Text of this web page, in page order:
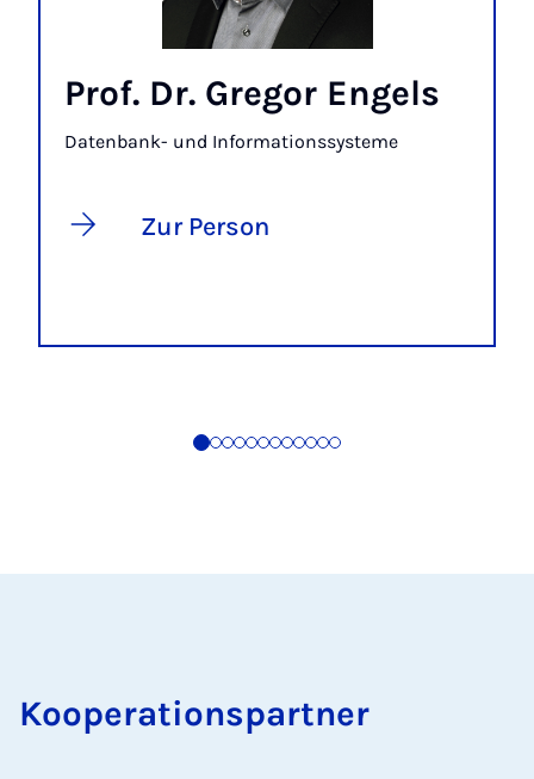
Prof. Dr. Gregor Engels
Datenbank- und Informationssysteme
Zur Person
Kooperationspartner